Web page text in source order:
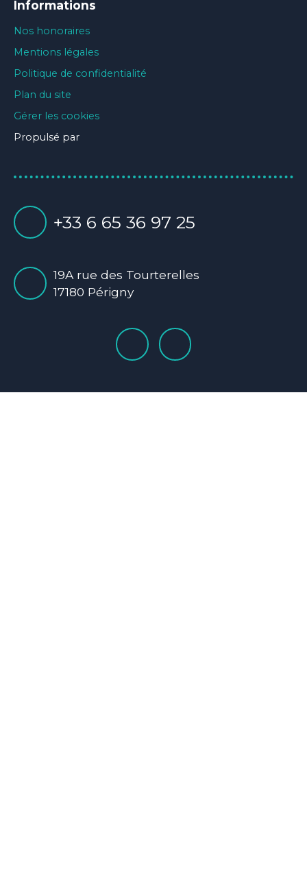
Informations
Nos honoraires
Mentions légales
Politique de confidentialité
Plan du site
Gérer les cookies
Propulsé par
+33 6 65 36 97 25
19A rue des Tourterelles
17180 Périgny